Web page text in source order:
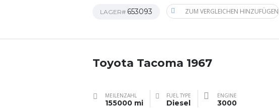
LAGER# 653093 ZUM VERGLEICHEN HINZUFÜGEN
Toyota Tacoma 1967
MEILENZAHL
155000 mi
FUEL TYPE
Diesel
ENGINE
3000